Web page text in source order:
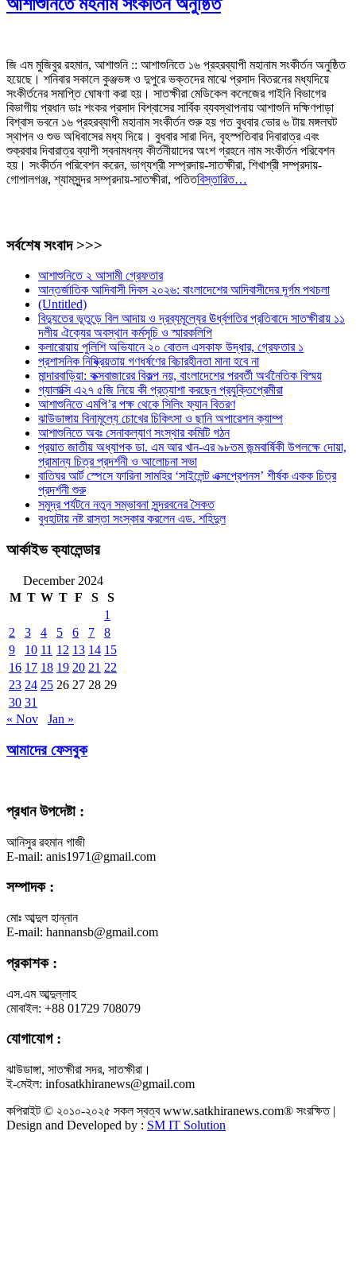
জি এম মুজিবুর রহমান, আশাশুনি :: আশাশুনিতে ১৬ প্রহরব্যাপী মহানাম সংকীর্তন অনুষ্ঠিত
হয়েছে। শনিবার সকালে কুঞ্জভঙ্গ ও দুপুরে ভক্তদের মাঝে প্রসাদ বিতরনের মধ্যদিয়ে
সংকীর্তনের সমাপ্তি ঘোষণা করা হয়। সাতক্ষীরা মেডিকেল কলেজের গাইনি বিভাগের
বিভাগীয় প্রধান ডাঃ শংকর প্রসাদ বিশ্বাসের সার্বিক ব্যবস্থাপনায় আশাশুনি দক্ষিণপাড়া
বিশ্বাস ভবনে ১৬ প্রহরব্যাপী মহানাম সংকীর্তন শুরু হয় গত বুধবার ভোর ৬ টায় মঙ্গলঘট
স্থাপন ও শুভ অধিবাসের মধ্য দিয়ে। বুধবার সারা দিন, বৃহস্পতিবার দিবারাত্র এবং
শুক্রবার দিবারাত্র ব্যাপী স্বনামধন্য কীর্তনীয়াদের অংশ গ্রহনে নাম সংকীর্তন পরিবেশন
হয়। সংকীর্তন পরিবেশন করেন, ভাগ্যশ্রী সম্প্রদায়-সাতক্ষীরা, শিখাশ্রী সম্প্রদায়-
গোপালগঞ্জ, শ্যামসুন্দর সম্প্রদায়-সাতক্ষীরা, পতিতবিস্তারিত…
সর্বশেষ সংবাদ >>>
আশাশুনিতে ২ আসামী গ্রেফতার
আন্তর্জাতিক আদিবাসী দিবস ২০২৬: বাংলাদেশের আদিবাসীদের দূর্গম পথচলা
(Untitled)
বিদ্যুতের ভূতুড়ে বিল আদায় ও দ্রব্যমূল্যের ঊর্ধ্বগতির প্রতিবাদে সাতক্ষীরায় ১১
দলীয় ঐক্যের অবস্থান কর্মসূচি ও স্মারকলিপি
কলারোয়ায় পুলিশি অভিযানে ২০ বোতল এসকাফ উদ্ধার, গ্রেফতার ১
প্রশাসনিক নিষ্ক্রিয়তায় গণধর্ষণের বিচারহীনতা মানা হবে না
মান্দারবাড়িয়া: কক্সবাজারের বিকল্প নয়, বাংলাদেশের পরবর্তী অর্থনৈতিক বিস্ময়
গ্যালাক্সি এ২৭ ৫জি নিয়ে কী প্রত্যাশা করছেন প্রযুক্তিপ্রেমীরা
আশাশুনিতে এমপি’র পক্ষ থেকে সিলিং ফ্যান বিতরণ
ঝাউডাঙ্গায় বিনামূল্যে চোখের চিকিৎসা ও ছানি অপারেশন ক্যাম্প
আশাশুনিতে অবঃ সেনাকল্যাণ সংস্থার কমিটি গঠন
প্রয়াত জাতীয় অধ্যাপক ডা. এম আর খান-এর ৯৮তম জন্মবার্ষিকী উপলক্ষে দোয়া,
প্রামান্য চিত্র প্রদর্শনী ও আলোচনা সভা
বাতিঘর আর্ট স্পেসে ফারিনা সামহির ‘সাইলেন্ট এক্সপ্রেশনস’ শীর্ষক একক চিত্র
প্রদর্শনী শুরু
সমুদ্র পর্যটনে নতুন সম্ভাবনা সুন্দরবনের সৈকত
বুধহাটায় নষ্ট রাস্তা সংস্কার করলেন এড. শহিদুল
আর্কাইভ ক্যালেন্ডার
December 2024
M T W T F S
S
1
2
3 4 5 6 7
8
9
10 11 12 13 14 15
16 17 18 19 20 21 22
23 24 25 26 27 28 29
30 31
« Nov
Jan »
আমাদের ফেসবুক
প্রধান উপদেষ্টা :
আনিসুর রহমান গাজী
E-mail: anis1971@gmail.com
সম্পাদক :
মোঃ আব্দুল হান্নান
E-mail: hannansb@gmail.com
প্রকাশক :
এস.এম আব্দুল্লাহ
মোবাইল: +88 01729 708079
যোগাযোগ :
ঝাউডাঙ্গা, সাতক্ষীরা সদর, সাতক্ষীরা।
ই-মেইল: infosatkhiranews@gmail.com
কপিরাইট © ২০১০-২০২৫ সকল স্বত্ব www.satkhiranews.com® সংরক্ষিত |
Design and Developed by : SM IT Solution